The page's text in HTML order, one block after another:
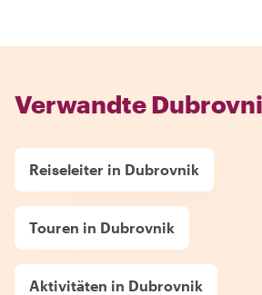
Verwandte
Reiseleiter in Dubrovnik
Touren in Dubrovnik
Aktivitäten in Dubrovnik